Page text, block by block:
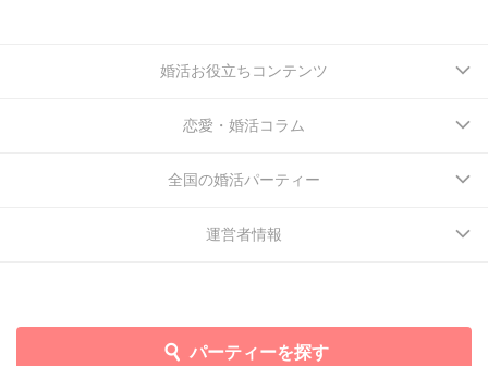
パーティーを探す
婚活お役立ちコンテンツ
恋愛・婚活コラム
全国の婚活パーティー
運営者情報